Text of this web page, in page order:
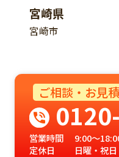
宮崎県
宮崎市
ご相談・お見
営業時間
9:00～
定休日
日曜・祝日